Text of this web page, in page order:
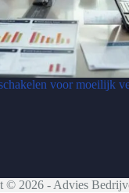
voor moeilijk
© 2026 - Advies